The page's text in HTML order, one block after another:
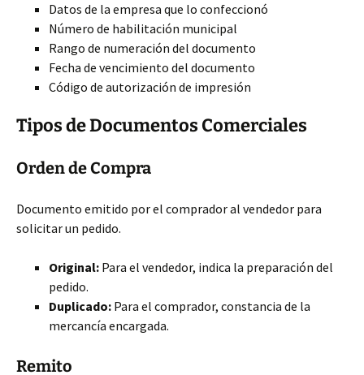
Datos de la empresa que lo confeccionó
Número de habilitación municipal
Rango de numeración del documento
Fecha de vencimiento del documento
Código de autorización de impresión
Tipos de Documentos Comerciales
Orden de Compra
Documento emitido por el comprador al vendedor para
solicitar un pedido.
Original: Para el vendedor, indica la preparación del
pedido.
Duplicado: Para el comprador, constancia de la
mercancía encargada.
Remito